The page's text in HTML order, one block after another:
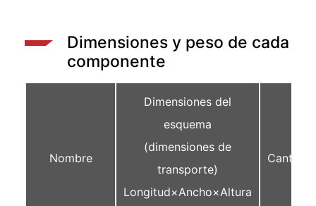
Dimensiones y peso de cada
componente
Nombre
Dimensiones del
esquema
(dimensiones de
transporte)
Longitud×Ancho×Altura
Cantidad